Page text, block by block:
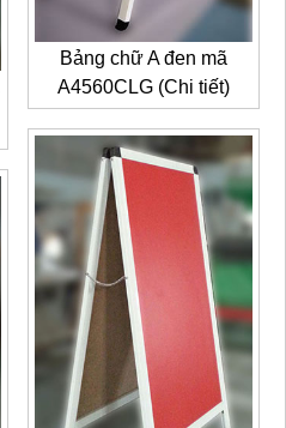
Bảng chữ A đen mã
A4560CLG (Chi tiết)